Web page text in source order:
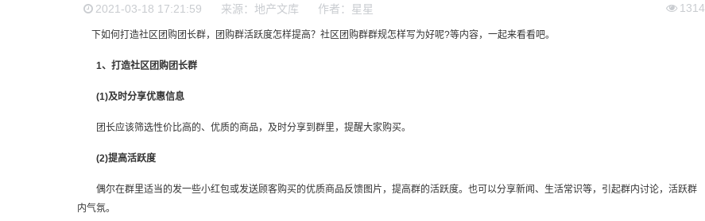
2021-03-18 17:21:59 来源：地产文库 作者：星星 1314
下如何打造社区团购团长群，团购群活跃度怎样提高？社区团购群群规怎样写为好呢?等内容，一起来看看吧。
1、打造社区团购团长群
(1)及时分享优惠信息
团长应该筛选性价比高的、优质的商品，及时分享到群里，提醒大家购买。
(2)提高活跃度
偶尔在群里适当的发一些小红包或发送顾客购买的优质商品反馈图片，提高群的活跃度。也可以分享新闻、生活常识等，引起群内讨论，活跃群
内气氛。